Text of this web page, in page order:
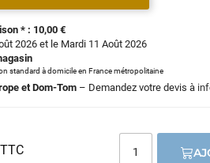
* : 10,00 €
2026 et le Mardi 11 Août 2026
standard à domicile en France métropolitaine
et Dom-Tom – Demandez votre devis à